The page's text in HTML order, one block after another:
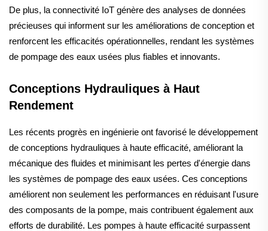
De plus, la connectivité IoT génère des analyses de données
précieuses qui informent sur les améliorations de conception et
renforcent les efficacités opérationnelles, rendant les systèmes
de pompage des eaux usées plus fiables et innovants.
Conceptions Hydrauliques à Haut
Rendement
Les récents progrès en ingénierie ont favorisé le développement
de conceptions hydrauliques à haute efficacité, améliorant la
mécanique des fluides et minimisant les pertes d'énergie dans
les systèmes de pompage des eaux usées. Ces conceptions
améliorent non seulement les performances en réduisant l'usure
des composants de la pompe, mais contribuent également aux
efforts de durabilité. Les pompes à haute efficacité surpassent